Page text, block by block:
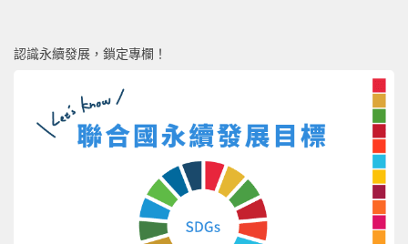
認識永續發展，鎖定專欄！